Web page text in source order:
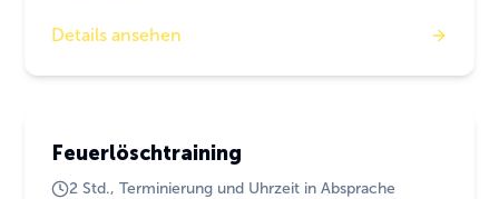
Details ansehen
Feuerlöschtraining
2 Std., Terminierung und Uhrzeit in Absprache